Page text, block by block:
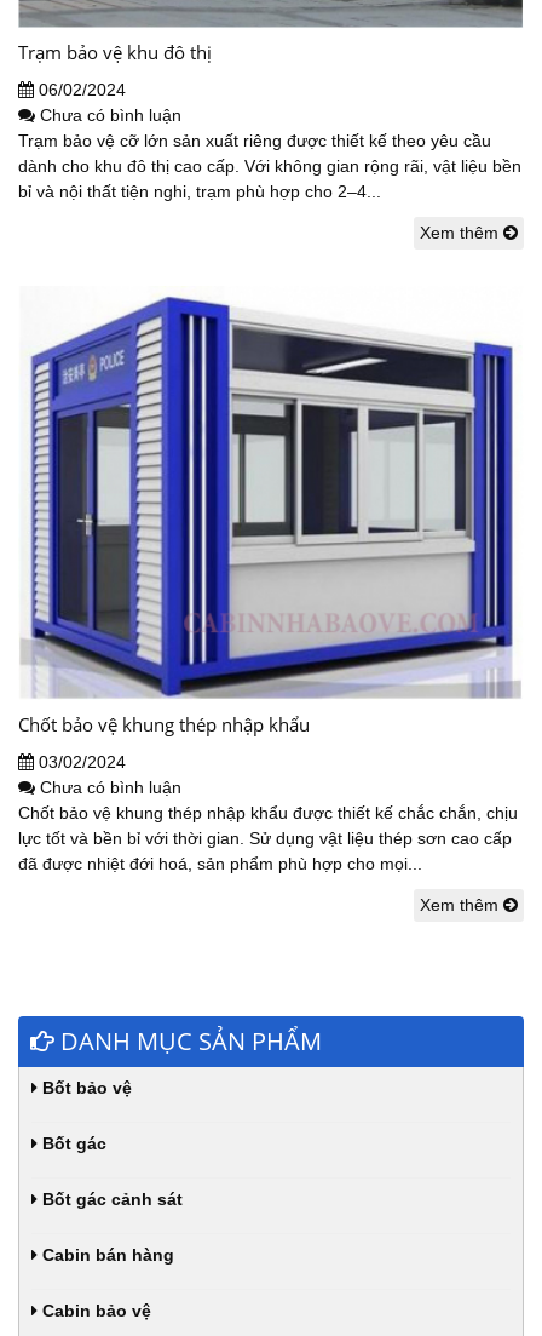
Trạm bảo vệ khu đô thị
06/02/2024
Chưa có bình luận
Trạm bảo vệ cỡ lớn sản xuất riêng được thiết kế theo yêu cầu
dành cho khu đô thị cao cấp. Với không gian rộng rãi, vật liệu bền
bỉ và nội thất tiện nghi, trạm phù hợp cho 2–4...
Xem thêm
Chốt bảo vệ khung thép nhập khẩu
03/02/2024
Chưa có bình luận
Chốt bảo vệ khung thép nhập khẩu được thiết kế chắc chắn, chịu
lực tốt và bền bỉ với thời gian. Sử dụng vật liệu thép sơn cao cấp
đã được nhiệt đới hoá, sản phẩm phù hợp cho mọi...
Xem thêm
DANH MỤC SẢN PHẨM
Bốt bảo vệ
Bốt gác
Bốt gác cảnh sát
Cabin bán hàng
Cabin bảo vệ